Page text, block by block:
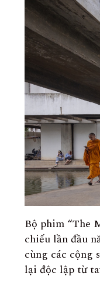
Bộ phim “The
chiếu lần đầu
cùng các cộng
lại độc lập từ